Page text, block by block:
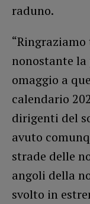
raduno.
nonostante
omaggio a
calendario
dirigenti del
avuto
strade delle
angoli della
svolto in